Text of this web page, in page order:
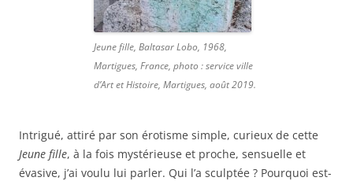
Jeune fille, Baltasar Lobo, 1968,
Martigues, France, photo : service ville
d’Art et Histoire, Martigues, août 2019.
Intrigué, attiré par son érotisme simple, curieux de cette
Jeune fille, à la fois mystérieuse et proche, sensuelle et
évasive, j’ai voulu lui parler. Qui l’a sculptée ? Pourquoi est-